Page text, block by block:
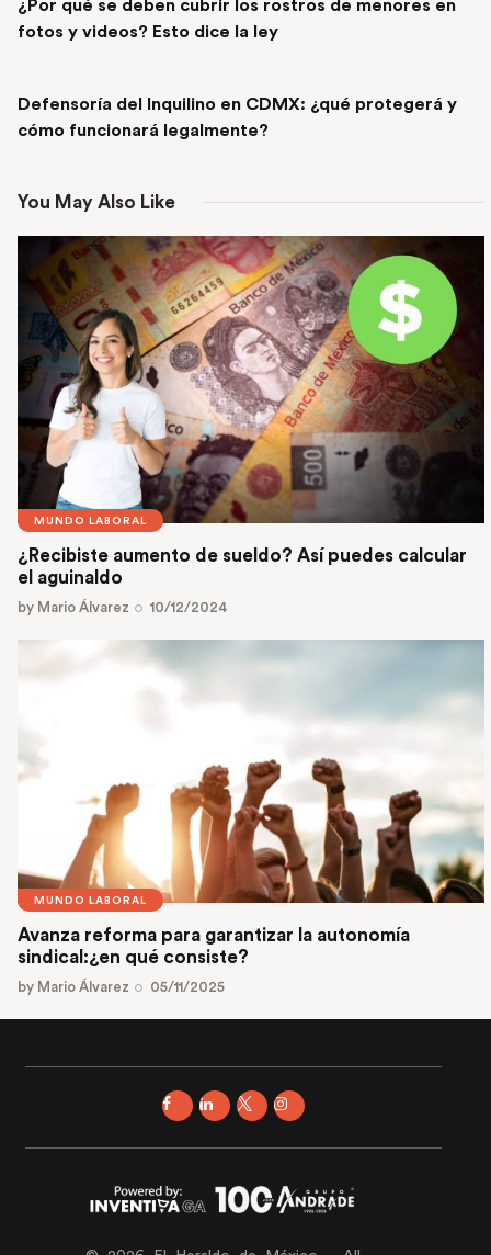
¿Por qué se deben cubrir los rostros de menores en
fotos y videos? Esto dice la ley
Defensoría del Inquilino en CDMX: ¿qué protegerá y
cómo funcionará legalmente?
You May Also Like
MUNDO LABORAL
¿Recibiste aumento de sueldo? Así puedes calcular
el aguinaldo
by Mario Álvarez 10/12/2024
MUNDO LABORAL
Avanza reforma para garantizar la autonomía
sindical:¿en qué consiste?
by Mario Álvarez 05/11/2025